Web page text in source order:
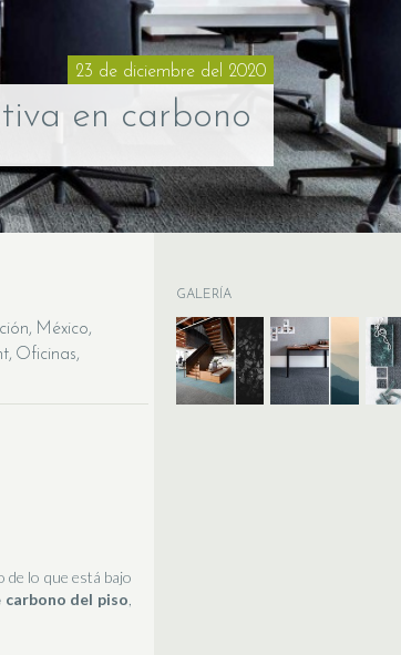
en carbono
23 de diciembre del 2020
México
Oficinas
de lo que está bajo
carbono del piso
GALERÍA